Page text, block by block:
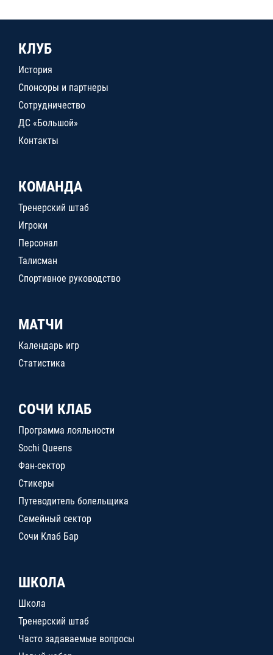
КЛУБ
История
Спонсоры и партнеры
Сотрудничество
ДС «Большой»
Контакты
КОМАНДА
Тренерский штаб
Игроки
Персонал
Талисман
Спортивное руководство
МАТЧИ
Календарь игр
Статистика
СОЧИ КЛАБ
Программа лояльности
Sochi Queens
Фан-сектор
Стикеры
Путеводитель болельщика
Семейный сектор
Сочи Клаб Бар
ШКОЛА
Школа
Тренерский штаб
Часто задаваемые вопросы